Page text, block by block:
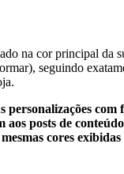
na cor principal da
seguindo
com
aos posts de
cores